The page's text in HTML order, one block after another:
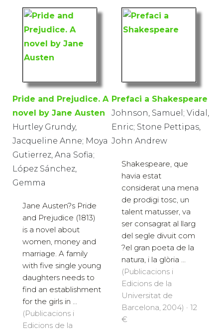
Pride and Prejudice. A
novel by Jane Austen
Hurtley Grundy,
Jacqueline Anne; Moya
Gutierrez, Ana Sofia;
López Sánchez,
Gemma
Jane Austen?s Pride
and Prejudice (1813)
is a novel about
women, money and
marriage. A family
with five single young
daughters needs to
find an establishment
for the girls in ...
(Publicacions i
Edicions de la
Prefaci a Shakespeare
Johnson, Samuel; Vidal,
Enric; Stone Pettipas,
John Andrew
Shakespeare, que
havia estat
considerat una mena
de prodigi tosc, un
talent matusser, va
ser consagrat al llarg
del segle divuit com
?el gran poeta de la
natura, i la glòria ...
(Publicacions i
Edicions de la
Universitat de
Barcelona, 2004) · 12
€